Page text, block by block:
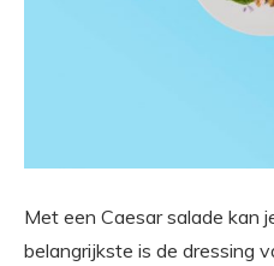
Met een Caesar salade kan
belangrijkste is de dressing